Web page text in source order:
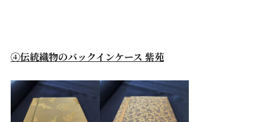
④伝統織物のバックインケース 紫苑